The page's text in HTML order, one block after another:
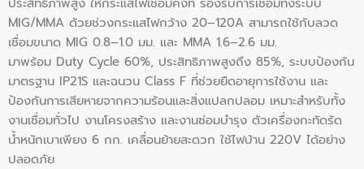
MIG/MMA ด้วยช่วงกระแสไฟกว้าง 20–120A สามารถใช้กับลวด
เชื่อมขนาด MIG 0.8–1.0 มม. และ MMA 1.6–2.6 มม.
มาพร้อม Duty Cycle 60%, ประสิทธิภาพสูงถึง 85%, ระบบป้องกัน
มาตรฐาน IP21S และฉนวน Class F ที่ช่วยยืดอายุการใช้งาน และ
ป้องกันการเสียหายจากความร้อนและสิ่งแปลกปลอม เหมาะสำหรับทั้ง
งานเชื่อมทั่วไป งานโครงสร้าง และงานซ่อมบำรุง ตัวเครื่องกะทัดรัด
น้ำหนักเบาเพียง 6 กก. เคลื่อนย้ายสะดวก ใช้ไฟบ้าน 220V ได้อย่าง
ปลอดภัย